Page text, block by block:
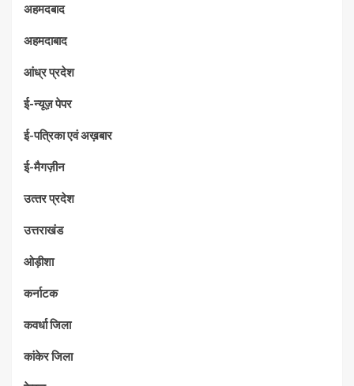
अहमदबाद
अहमदाबाद
आंध्र प्रदेश
ई-न्यूज़ पेपर
ई-पत्रिका एवं अख़बार
ई-मैगज़ीन
उत्‍तर प्रदेश
उत्तराखंड
ओड़ीशा
कर्नाटक
कवर्धा जिला
कांकेर जिला